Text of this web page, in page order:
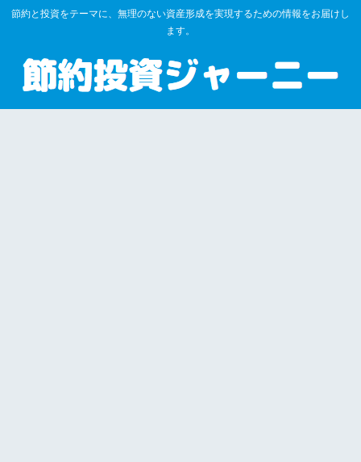
節約と投資をテーマに、無理のない資産形成を実現するための情報をお届けし
ます。